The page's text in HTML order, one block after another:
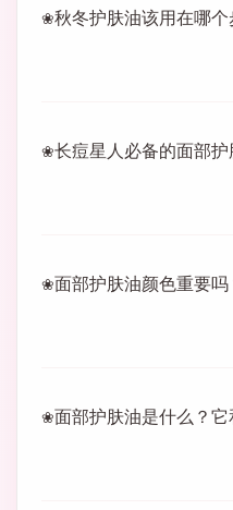
秋冬护肤油该用在哪个
长痘星人必备的面部护
面部护肤油颜色重要吗
面部护肤油是什么？它